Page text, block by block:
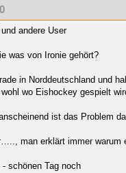
0
und andere User
was von Ironie gehört?
in Norddeutschland und
wo Eishockey gespielt
ist das Problem
man erklärt immer warum
- schönen Tag noch